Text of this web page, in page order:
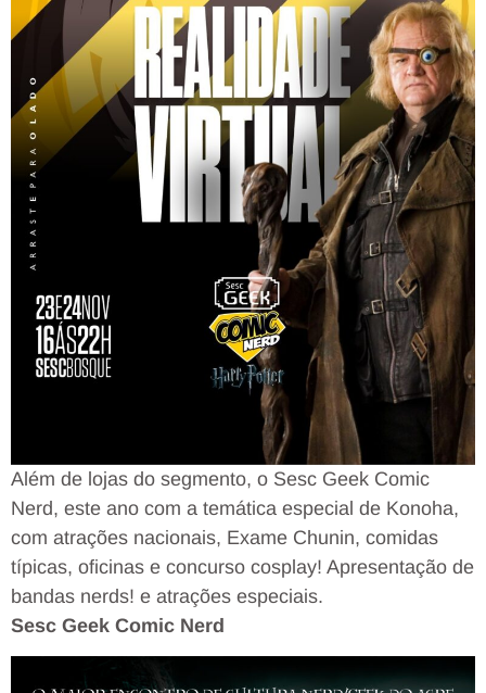
Além de lojas do segmento, o Sesc Geek Comic
Nerd, este ano com a temática especial de Konoha,
com atrações nacionais, Exame Chunin, comidas
típicas, oficinas e concurso cosplay! Apresentação de
bandas nerds! e atrações especiais.
Sesc Geek Comic Nerd